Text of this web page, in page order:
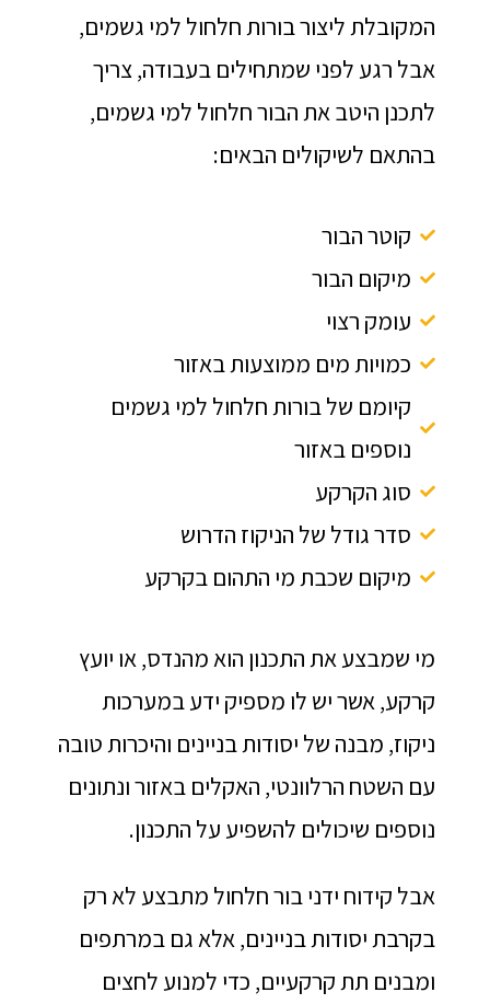
המקובלת ליצור בורות חלחול למי גשמים,
אבל רגע לפני שמתחילים בעבודה, צריך
לתכנן היטב את הבור חלחול למי גשמים,
בהתאם לשיקולים הבאים:
קוטר הבור
מיקום הבור
עומק רצוי
כמויות מים ממוצעות באזור
קיומם של בורות חלחול למי גשמים
נוספים באזור
סוג הקרקע
סדר גודל של הניקוז הדרוש
מיקום שכבת מי התהום בקרקע
מי שמבצע את התכנון הוא מהנדס, או יועץ
קרקע, אשר יש לו מספיק ידע במערכות
ניקוז, מבנה של יסודות בניינים והיכרות טובה
עם השטח הרלוונטי, האקלים באזור ונתונים
נוספים שיכולים להשפיע על התכנון.
אבל קידוח ידני בור חלחול מתבצע לא רק
בקרבת יסודות בניינים, אלא גם במרתפים
ומבנים תת קרקעיים, כדי למנוע לחצים